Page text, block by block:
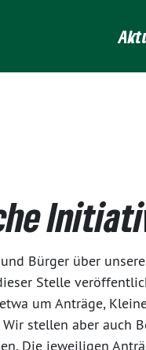
Bürger über
Stelle
um Anträge,
stellen aber auch
Die jeweiligen